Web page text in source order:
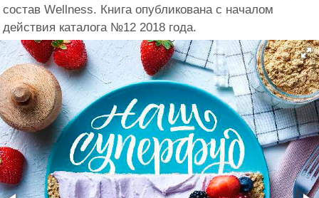
состав Wellness. Книга опубликована с началом
действия каталога №12 2018 года.